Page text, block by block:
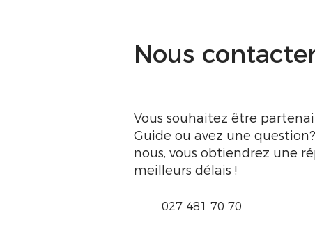
Nous
Vous souhaitez être
Guide ou avez une
nous, vous obtiendrez une
meilleurs délais !
027 481 70 70